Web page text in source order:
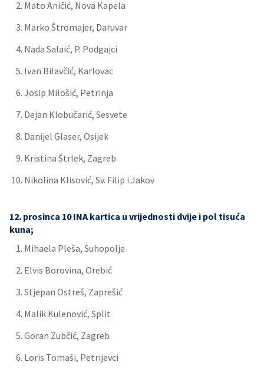
Mato Aničić, Nova Kapela
Marko Štromajer, Daruvar
Nada Salaić, P. Podgajci
Ivan Bilavčić, Karlovac
Josip Milošić, Petrinja
Dejan Klobučarić, Sesvete
Danijel Glaser, Osijek
Kristina Štrlek, Zagreb
Nikolina Klisović, Sv. Filip i Jakov
12. prosinca 10 INA kartica u vrijednosti dvije i pol tisuća
kuna;
Mihaela Pleša, Suhopolje
Elvis Borovina, Orebić
Stjepan Ostreš, Zaprešić
Malik Kulenović, Split
Goran Zubčić, Zagreb
Loris Tomaši, Petrijevci